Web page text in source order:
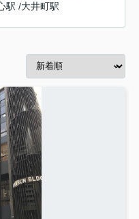
駅 /大井町駅